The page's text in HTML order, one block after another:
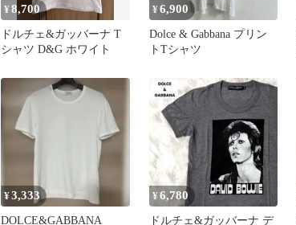
¥8,700
ドルチェ&ガッバーナ T
シャツ D&G ホワイト
¥6,900
Dolce & Gabbana プリン
トTシャツ
¥3,333
DOLCE&GABBANA
¥6,780
ドルチェ&ガッバーナ デ